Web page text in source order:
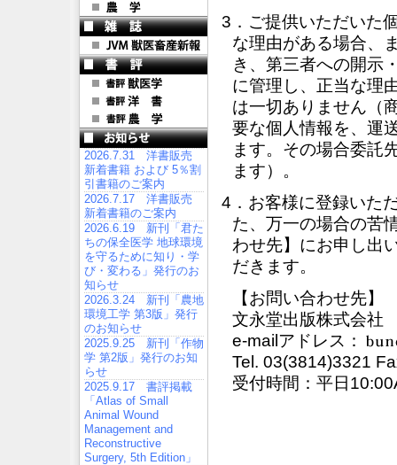
2026.7.31 洋書販売
新着書籍 および 5％割
引書籍のご案内
2026.7.17 洋書販売
新着書籍のご案内
2026.6.19 新刊「君た
ちの保全医学 地球環境
を守るために知り・学
び・変わる」発行のお
知らせ
2026.3.24 新刊「農地
環境工学 第3版」発行
のお知らせ
2025.9.25 新刊「作物
学 第2版」発行のお知
らせ
2025.9.17 書評掲載
「Atlas of Small
Animal Wound
Management and
Reconstructive
Surgery, 5th Edition」
3．ご提供いただいた
な理由がある場合、
き、第三者への開示
に管理し、正当な理
は一切ありません（
要な個人情報を、運
ます。その場合委託
ます）。
4．お客様に登録いた
た、万一の場合の苦
わせ先】にお申し出
だきます。
【お問い合わせ先】
文永堂出版株式会社
e-mailアドレス：
Tel. 03(3814)3321
受付時間：平日